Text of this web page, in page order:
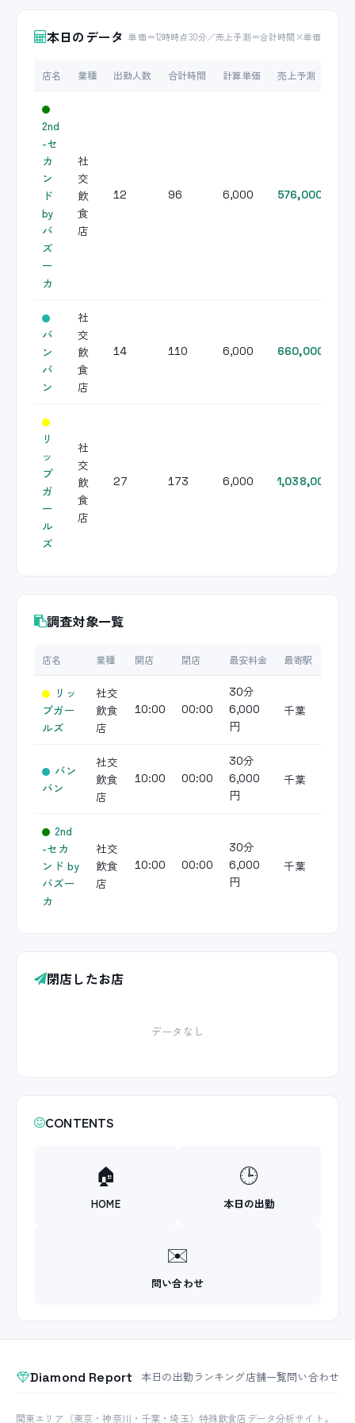
本日のデータ 単価＝12時時点30分／売上予測＝合計時間×単価
店名 業種 出勤人数 合計時間 計算単価 売上予測
2nd
-セ
カ
ン
ド
by
バ
ズ
ー
カ
社
交
飲
食
店
12 96 6,000 576,000
バ
ン
バ
ン
社
交
飲
食
店
14 110 6,000 660,000
リ
ッ
プ
ガ
ー
ル
ズ
社
交
飲
食
店
27 173 6,000 1,038,000
調査対象一覧
店名 業種 開店 閉店 最安料金 最寄駅
リッ
プガー
ルズ
社交
飲食
店
10:00 00:00
30分
6,000
円
千葉
バン
バン
社交
飲食
店
10:00 00:00
30分
6,000
円
千葉
2nd
-セカ
ンド by
バズー
カ
社交
飲食
店
10:00 00:00
30分
6,000
円
千葉
閉店したお店
データなし
CONTENTS
🏠
HOME
🕒
本日の出勤
✉️
問い合わせ
Diamond Report 本日の出勤ランキング店舗一覧問い合わせ
関東エリア（東京・神奈川・千葉・埼玉）特殊飲食店データ分析サイト。